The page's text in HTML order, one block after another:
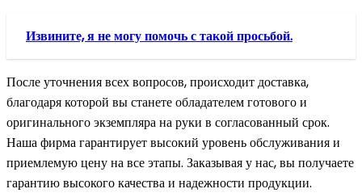
Извините, я не могу помочь с такой просьбой.
После уточнения всех вопросов, происходит доставка,
благодаря которой вы станете обладателем готового и
оригинального экземпляра на руки в согласованный срок.
Наша фирма гарантирует высокий уровень обслуживания и
приемлемую цену на все этапы. Заказывая у нас, вы получаете
гарантию высокого качества и надежности продукции.